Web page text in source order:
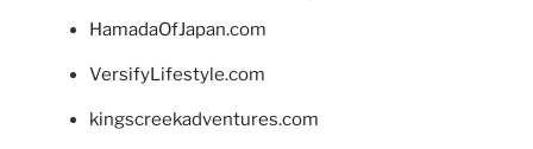
HamadaOfJapan.com
VersifyLifestyle.com
kingscreekadventures.com